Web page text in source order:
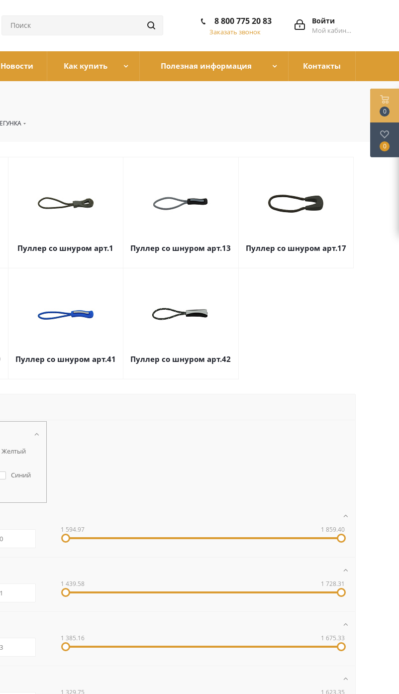
Войти
Мой кабинет
8 800 775 20 83
Заказать звонок
Новости Как купить Полезная информация Контакты
Пуллер со шнуром арт.1 Пуллер со шнуром арт.13 Пуллер со шнуром арт.17
Пуллер со шнуром арт.41 Пуллер со шнуром арт.42
Желтый
Синий
1 594.97 1 859.40
1 439.58 1 728.31
1 385.16 1 675.33
1 329.75 1 623.35
0
0